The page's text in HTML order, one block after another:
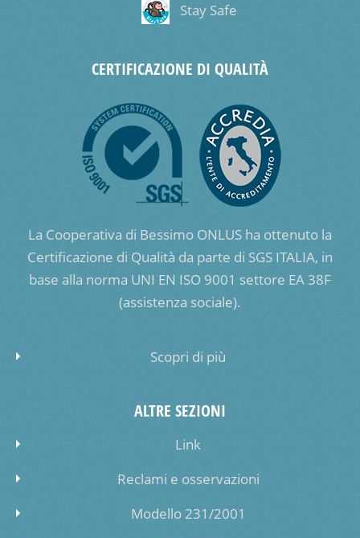
Stay Safe
CERTIFICAZIONE DI QUALITÀ
La Cooperativa di Bessimo ONLUS ha ottenuto la
Certificazione di Qualità da parte di SGS ITALIA, in
base alla norma UNI EN ISO 9001 settore EA 38F
(assistenza sociale).
Scopri di più
ALTRE SEZIONI
Link
Reclami e osservazioni
Modello 231/2001